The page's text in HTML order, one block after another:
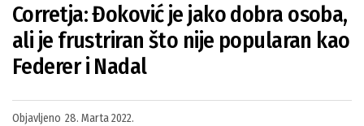
Corretja: Đoković je jako dobra osoba,
ali je frustriran što nije popularan kao
Federer i Nadal
Objavljeno 28. Marta 2022.